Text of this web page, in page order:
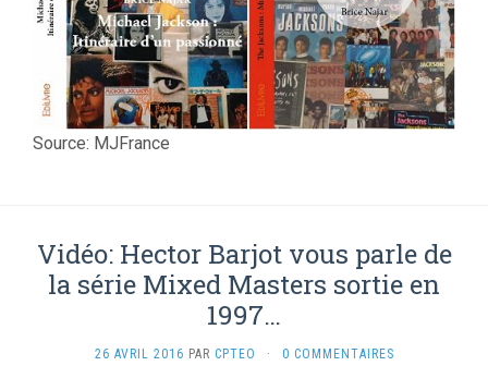
Source: MJFrance
Vidéo: Hector Barjot vous parle de
la série Mixed Masters sortie en
1997…
26 AVRIL 2016 PAR CPTEO · 0 COMMENTAIRES